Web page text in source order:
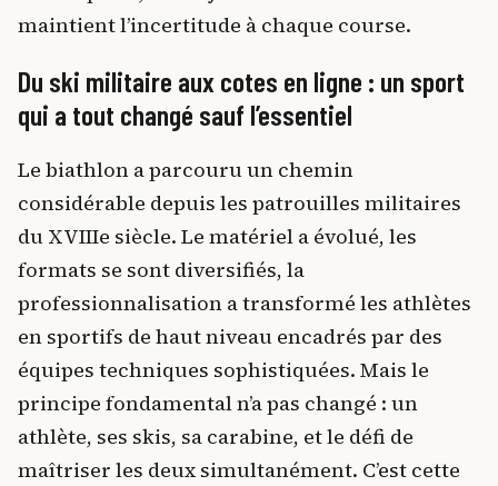
maintient l’incertitude à chaque course.
Du ski militaire aux cotes en ligne : un sport
qui a tout changé sauf l’essentiel
Le biathlon a parcouru un chemin
considérable depuis les patrouilles militaires
du XVIIIe siècle. Le matériel a évolué, les
formats se sont diversifiés, la
professionnalisation a transformé les athlètes
en sportifs de haut niveau encadrés par des
équipes techniques sophistiquées. Mais le
principe fondamental n’a pas changé : un
athlète, ses skis, sa carabine, et le défi de
maîtriser les deux simultanément. C’est cette